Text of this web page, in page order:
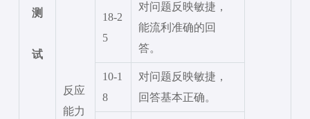
测
试
反应
能力
18-2
5
对问题反映敏捷，
能流利准确的回
答。
10-1
8
对问题反映敏捷，
回答基本正确。